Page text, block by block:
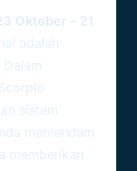
Oktober – 21
adalah
sistem
memendam
memberikan